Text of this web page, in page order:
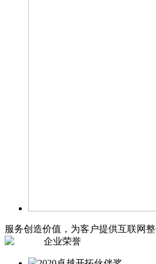
服务创造价值，为客户提供互联网整
企业荣誉